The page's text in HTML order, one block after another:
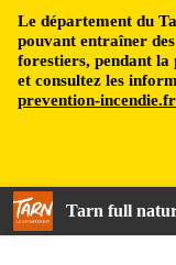
Le département du
pouvant entraîner
forestiers, pendant
et consultez les
prevention-
Tarn full